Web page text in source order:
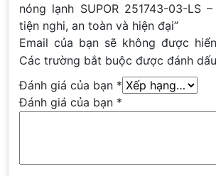
nóng lạnh SUPOR 251743-03-LS
tiện nghi, an toàn và hiện đại”
Email của bạn sẽ không được
Các trường bắt buộc được đánh dấu
Đánh giá của bạn *
Đánh giá của bạn *